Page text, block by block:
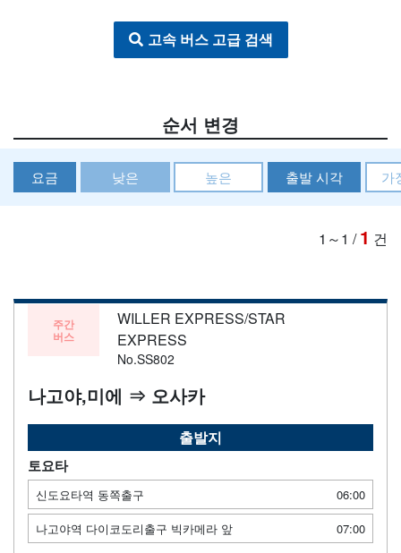
고속 버스 고급 검색
순서 변경
요금 낮은 높은 출발 시각 가
1～1 /1 건
주간
버스
WILLER EXPRESS/STAR
EXPRESS
No.SS802
나고야,미에 ⇒ 오사카
출발지
토요타
신도요타역 동쪽출구
06:00
나고야역 다이코도리출구 빅카메라 앞
07:00